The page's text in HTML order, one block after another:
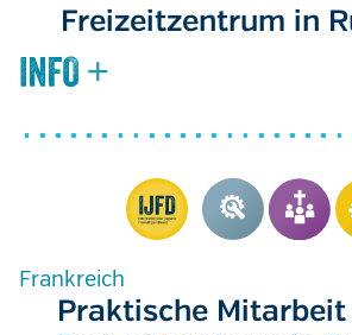
Freizeitzentrum in
Frankreich
Praktische